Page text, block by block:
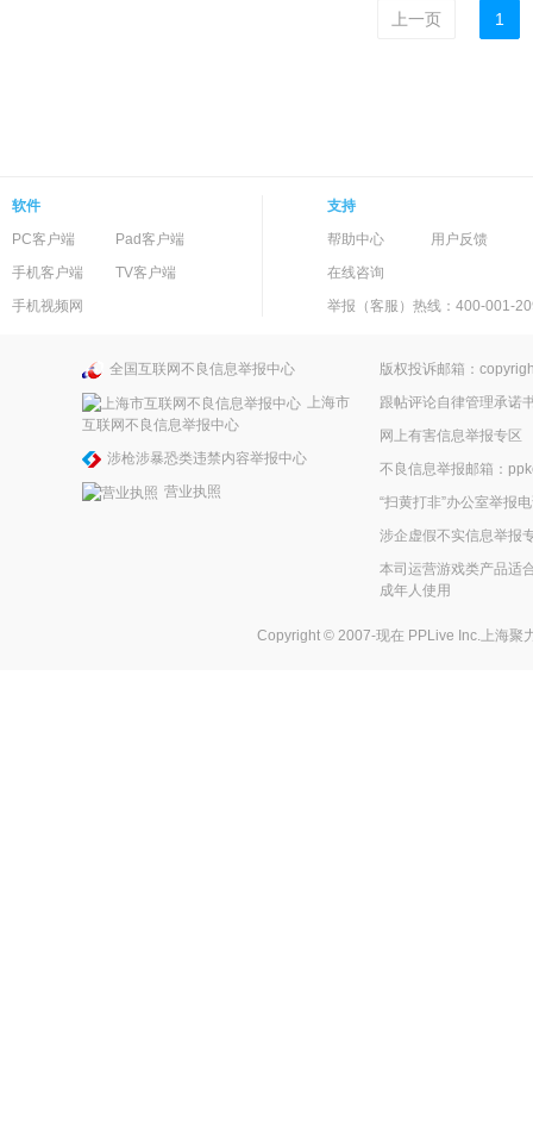
上一页 1
软件
PC客户端
Pad客户端
手机客户端
TV客户端
手机视频网
支持
帮助中心
用户反馈
在线咨询
举报（客服）热线：400-001-
全国互联网不良信息举报中心
上海市
互联网不良信息举报中心
涉枪涉暴恐类违禁内容举报中心
营业执照
版权投诉邮箱：
跟帖评论自律管理承诺
网上有害信息举报专区
不良信息举报邮箱：
“扫黄打非”办公室举报
涉企虚假不实信息举报
本司运营游戏类产品适
成年人使用
Copyright © 2007-现在 PPLive Inc.上海聚